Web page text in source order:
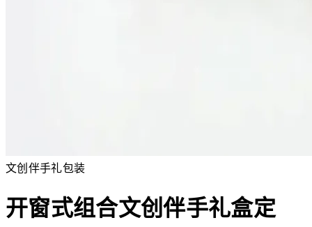
文创伴手礼包装
开窗式组合文创伴手礼盒定